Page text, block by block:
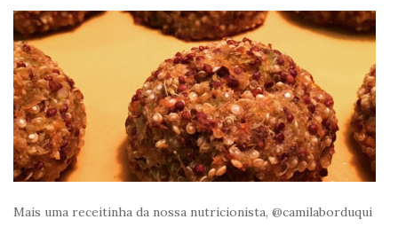
Mais uma receitinha da nossa nutricionista, @camilaborduqui